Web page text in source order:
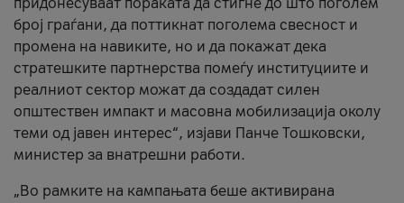
број граѓани, да поттикнат поголема свесност и
промена на навиките, но и да покажат дека
стратешките партнерства помеѓу институциите и
реалниот сектор можат да создадат силен
општествен импакт и масовна мобилизација околу
теми од јавен интерес“, изјави Панче Тошковски,
министер за внатрешни работи.
„Во рамките на кампањата беше активирана